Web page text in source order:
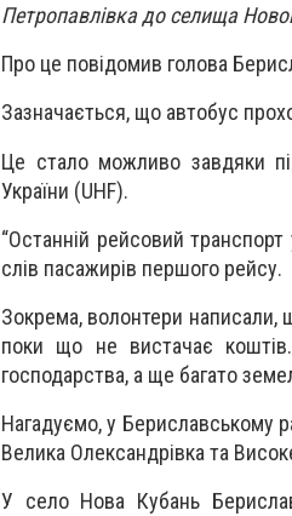
Петропавлівка до селища
Про це повідомив голова
Зазначається, що автобус
Це стало можливо завдяки
України (UHF).
“Останній рейсовий транспорт
слів пасажирів першого рейсу.
Зокрема, волонтери написали,
поки що не вистачає
господарства, а ще багато
Нагадуємо, у Бериславському
Велика Олександрівка та
У село Нова Кубань